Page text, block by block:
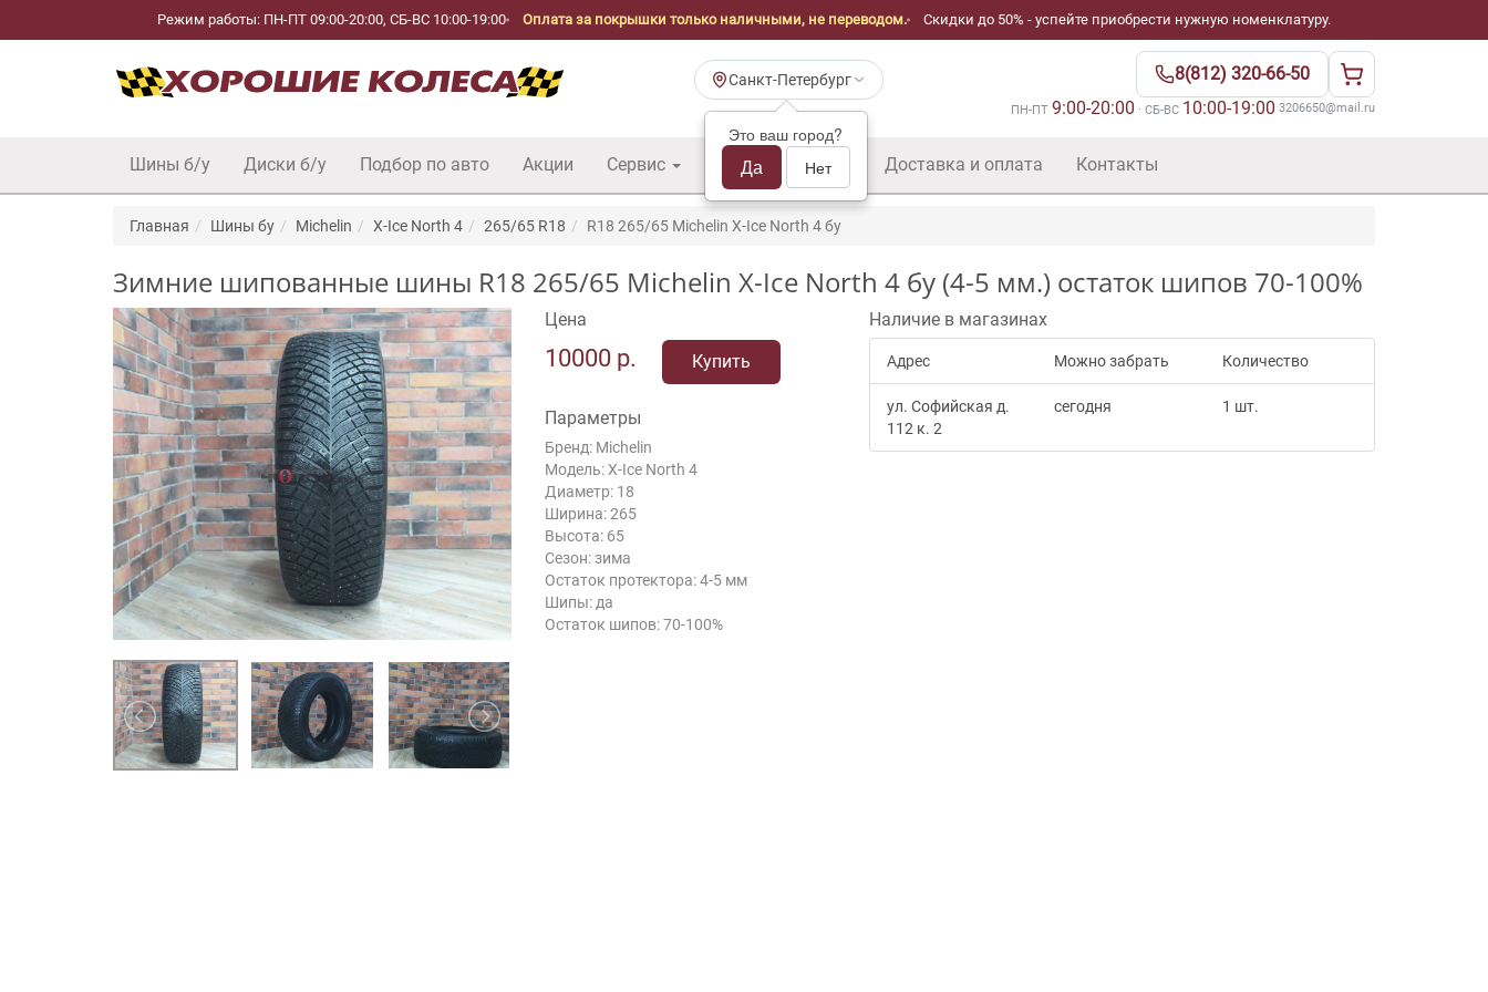
Режим работы: ПН-ПТ 09:00-20:00, СБ-ВС 10:00-19:00 Оплата за покрышки только наличными, не переводом. Скидки до 50% - успейте приобрести нужную номенклатуру.
Санкт-Петербург
Это ваш город?
Да Нет
8(812) 320-66-50
ПН-ПТ 9:00-20:00 · СБ-ВС 10:00-19:00·3206650@mail.ru
Шины б/у Диски б/у Подбор по авто Акции Сервис Шины б/у оптом Доставка и оплата Контакты
Главная Шины бу Michelin X-Ice North 4 265/65 R18 R18 265/65 Michelin X-Ice North 4 бу
Зимние шипованные шины R18 265/65 Michelin X-Ice North 4 бу (4-5 мм.) остаток шипов 70-100%
Цена
10000 р. Купить
Параметры
Бренд: Michelin
Модель: X-Ice North 4
Диаметр: 18
Ширина: 265
Высота: 65
Сезон: зима
Остаток протектора: 4-5 мм
Шипы: да
Остаток шипов: 70-100%
Наличие в магазинах
Адрес Можно забрать Количество
ул. Софийская д.
112 к. 2
сегодня 1 шт.